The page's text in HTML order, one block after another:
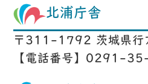
北浦庁舎
〒311-1792 茨城県
【電話番号】0291-